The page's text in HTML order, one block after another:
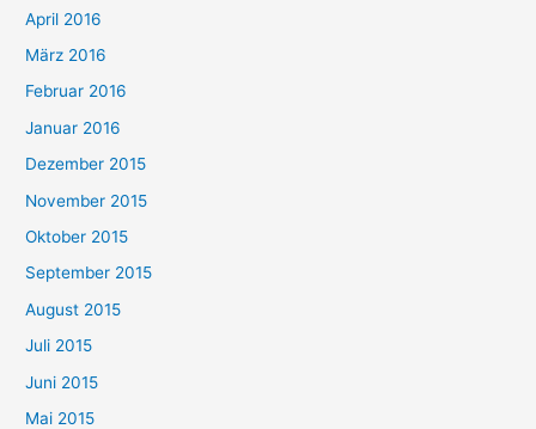
April 2016
März 2016
Februar 2016
Januar 2016
Dezember 2015
November 2015
Oktober 2015
September 2015
August 2015
Juli 2015
Juni 2015
Mai 2015